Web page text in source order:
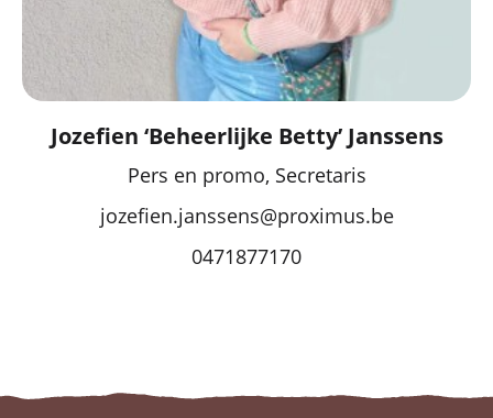
Jozefien ‘Beheerlijke Betty’ Janssens
Pers en promo, Secretaris
jozefien.janssens@proximus.be
0471877170